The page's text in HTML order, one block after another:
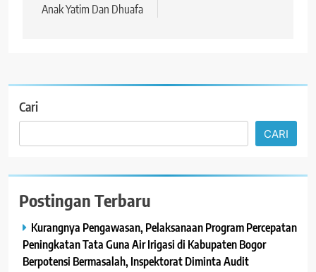
Anak Yatim Dan Dhuafa
Cari
CARI
Postingan Terbaru
Kurangnya Pengawasan, Pelaksanaan Program Percepatan
Peningkatan Tata Guna Air Irigasi di Kabupaten Bogor
Berpotensi Bermasalah, Inspektorat Diminta Audit